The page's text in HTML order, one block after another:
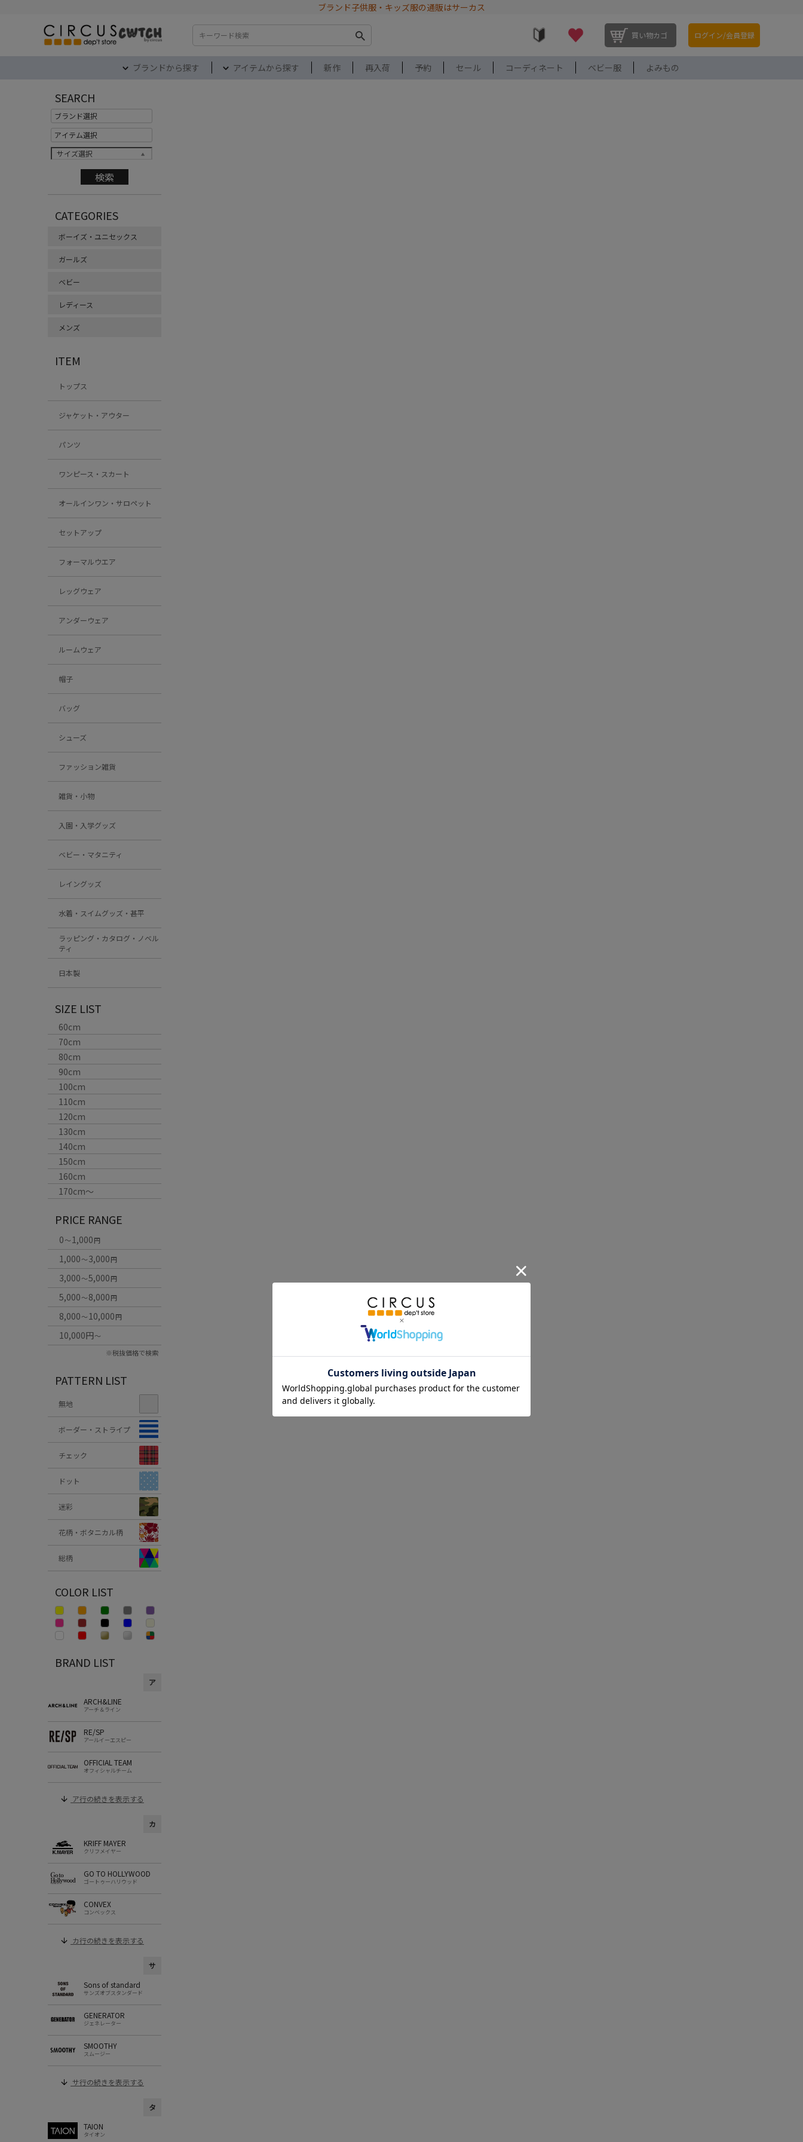
ブランド子供服・キッズ服の通販はサーカス
検索 買い物カゴ ログイン/会員登録
ブランドから探す アイテムから探す 新作 再入荷 予約 セール コーディネート ベビー服 よみもの
SEARCH
サイズ選択
CATEGORIES
ボーイズ・ユニセックス
ガールズ
ベビー
レディース
メンズ
ITEM
トップス
ジャケット・アウター
パンツ
ワンピース・スカート
オールインワン・サロペット
セットアップ
フォーマルウエア
レッグウェア
アンダーウェア
ルームウェア
帽子
バッグ
シューズ
ファッション雑貨
雑貨・小物
入園・入学グッズ
ベビー・マタニティ
レイングッズ
水着・スイムグッズ・甚平
ラッピング・カタログ・ノベル
ティ
日本製
SIZE LIST
60cm
70cm
80cm
90cm
100cm
110cm
120cm
130cm
140cm
150cm
160cm
170cm〜
PRICE RANGE
0～1,000円
1,000～3,000円
3,000～5,000円
5,000～8,000円
8,000～10,000円
10,000円～
※税抜価格で検索
PATTERN LIST
無地
ボーダー・ストライプ
チェック
ドット
迷彩
花柄・ボタニカル柄
総柄
COLOR LIST
BRAND LIST
ア
ARCH&LINE
アーチ＆ライン
RE/SP
アールイーエスピー
OFFICIAL TEAM
オフィシャルチーム
ア行の続きを表示する
カ
KRIFF MAYER
クリフメイヤー
GO TO HOLLYWOOD
ゴートゥーハリウッド
CONVEX
コンベックス
カ行の続きを表示する
サ
Sons of standard
サンズオブスタンダード
GENERATOR
ジェネレーター
SMOOTHY
スムージー
サ行の続きを表示する
タ
TAION
タイオン